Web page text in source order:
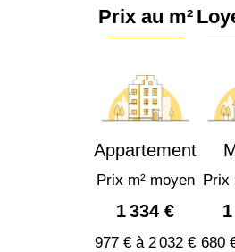
Prix au m²
Appartement
Prix m² moyen
1 334 €
977 € à 2 032 €
Prix
680